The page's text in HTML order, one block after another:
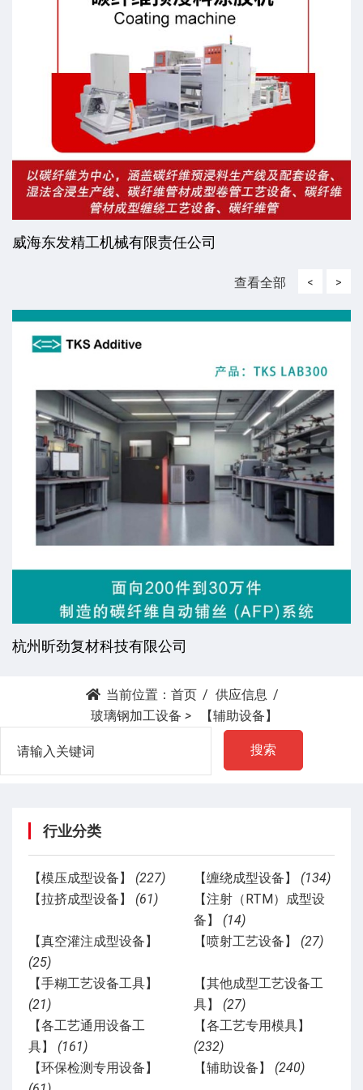
威海东发精工机械有限责任公司
查看全部 <
杭州昕劲复材科技有限公司
>
当前位置： 首页
供应信息
玻璃钢加工设备 > 【辅助设备】
搜索
行业分类
【模压成型设备】 (227) 【缠绕成型设备】
(134)
【拉挤成型设备】
(61)
【注射（RTM）成型设
备】
(14)
【真空灌注成型设备】
(25)
【喷射工艺设备】 (27)
【手糊工艺设备工具】
(21)
【其他成型工艺设备工
具】
(27)
【各工艺通用设备工
具】
(161)
【各工艺专用模具】
(232)
【环保检测专用设备】
【辅助设备】 (240)